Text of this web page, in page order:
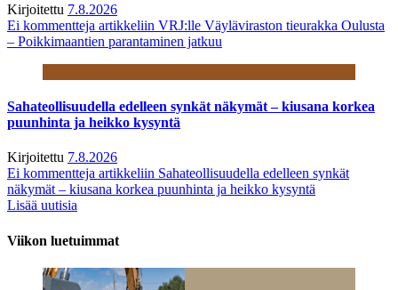
Kirjoitettu 7.8.2026
Ei kommentteja artikkeliin VRJ:lle Väyläviraston tieurakka Oulusta
– Poikkimaantien parantaminen jatkuu
Sahateollisuudella edelleen synkät näkymät – kiusana korkea
puunhinta ja heikko kysyntä
Kirjoitettu 7.8.2026
Ei kommentteja artikkeliin Sahateollisuudella edelleen synkät
näkymät – kiusana korkea puunhinta ja heikko kysyntä
Lisää uutisia
Viikon luetuimmat